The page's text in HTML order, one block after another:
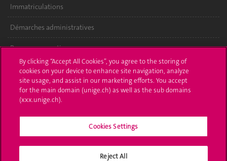
Immatriculations
Démarches administratives
Poser une question
L'UNIGE vous informe
UNIGE Mobile
By clicking “Accept All Cookies”, you agree to the storing of
cookies on your device to enhance site navigation, analyze
site usage, and assist in our marketing efforts. You accept
for the main domain (unige.ch) as well as the sub domains
(xxx.unige.ch).
Cookies Settings
Reject All